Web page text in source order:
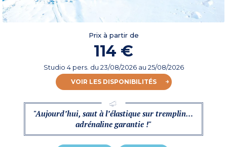
Prix à partir de
114 €
Studio 4 pers. du 23/08/2026au 25/08/2026
VOIR LES DISPONIBILITÉS
"Aujourd’hui, saut à l’élastique sur tremplin…
adrénaline garantie !"